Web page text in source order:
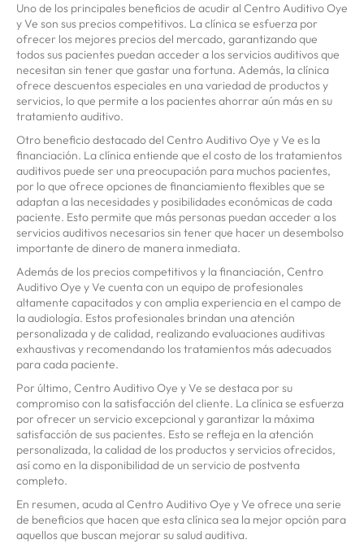
Uno de los principales beneficios de acudir al Centro Auditivo Oye
y Ve son sus precios competitivos. La clínica se esfuerza por
ofrecer los mejores precios del mercado, garantizando que
todos sus pacientes puedan acceder a los servicios auditivos que
necesitan sin tener que gastar una fortuna. Además, la clínica
ofrece descuentos especiales en una variedad de productos y
servicios, lo que permite a los pacientes ahorrar aún más en su
tratamiento auditivo.
Otro beneficio destacado del Centro Auditivo Oye y Ve es la
financiación. La clínica entiende que el costo de los tratamientos
auditivos puede ser una preocupación para muchos pacientes,
por lo que ofrece opciones de financiamiento flexibles que se
adaptan a las necesidades y posibilidades económicas de cada
paciente. Esto permite que más personas puedan acceder a los
servicios auditivos necesarios sin tener que hacer un desembolso
importante de dinero de manera inmediata.
Además de los precios competitivos y la financiación, Centro
Auditivo Oye y Ve cuenta con un equipo de profesionales
altamente capacitados y con amplia experiencia en el campo de
la audiología. Estos profesionales brindan una atención
personalizada y de calidad, realizando evaluaciones auditivas
exhaustivas y recomendando los tratamientos más adecuados
para cada paciente.
Por último, Centro Auditivo Oye y Ve se destaca por su
compromiso con la satisfacción del cliente. La clínica se esfuerza
por ofrecer un servicio excepcional y garantizar la máxima
satisfacción de sus pacientes. Esto se refleja en la atención
personalizada, la calidad de los productos y servicios ofrecidos,
así como en la disponibilidad de un servicio de postventa
completo.
En resumen, acuda al Centro Auditivo Oye y Ve ofrece una serie
de beneficios que hacen que esta clínica sea la mejor opción para
aquellos que buscan mejorar su salud auditiva.